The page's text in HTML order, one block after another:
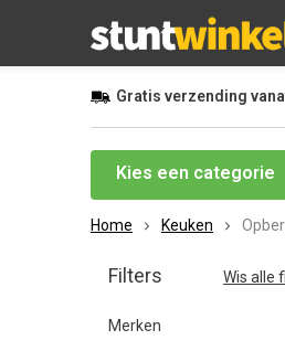
Gratis verzending
Kies een categorie
Home Keuken
Filters Wis alle
Merken